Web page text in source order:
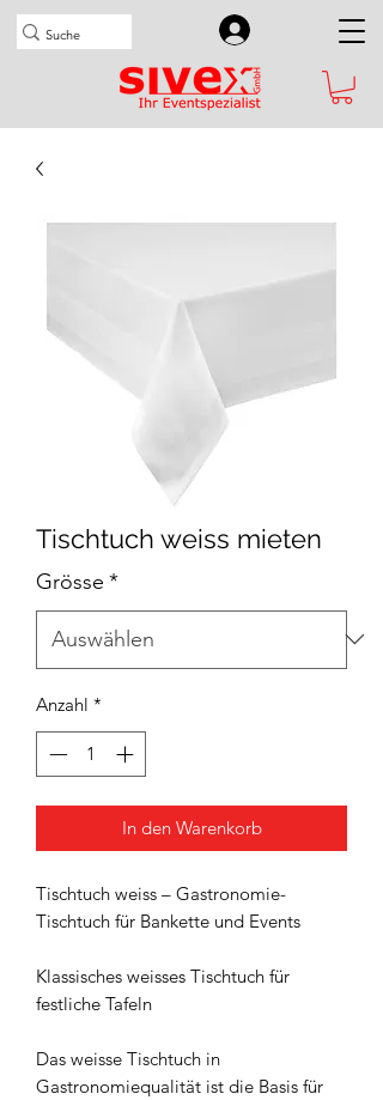
Tischtuch weiss mieten
Grösse *
Anzahl *
In den Warenkorb
Tischtuch weiss – Gastronomie-
Tischtuch für Bankette und Events
Klassisches weisses Tischtuch für
festliche Tafeln
Das weisse Tischtuch in
Gastronomiequalität ist die Basis für